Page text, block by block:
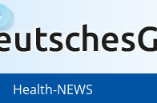
Health-NEWS